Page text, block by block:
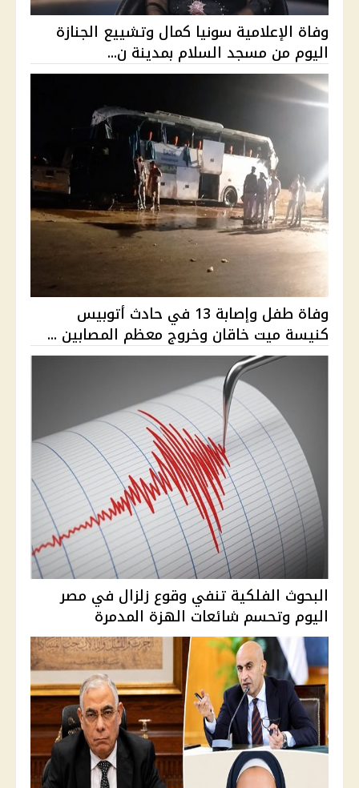
وفاة الإعلامية سونيا كمال وتشييع الجنازة
اليوم من مسجد السلام بمدينة ن...
وفاة طفل وإصابة 13 في حادث أتوبيس
كنيسة ميت خاقان وخروج معظم المصابين ...
البحوث الفلكية تنفي وقوع زلزال في مصر
اليوم وتحسم شائعات الهزة المدمرة